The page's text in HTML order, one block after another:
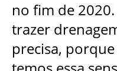
no fim de
trazer
precisa,